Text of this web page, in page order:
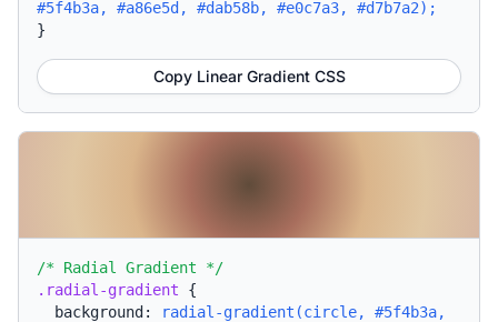
#5f4b3a, #a86e5d, #dab58b, #e0c7a3, #d7b7a2);
}
Copy Linear Gradient CSS
/* Radial Gradient */
.radial-gradient {
background:
radial-gradient(circle, #5f4b3a,